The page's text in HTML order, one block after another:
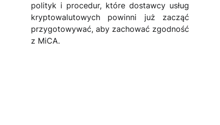
polityk i procedur, które dostawcy usług
kryptowalutowych powinni już zacząć
przygotowywać, aby zachować zgodność
z MiCA.